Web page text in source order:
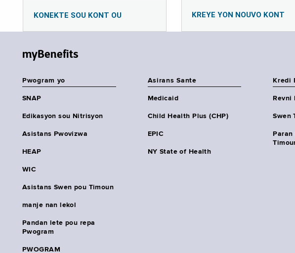
KONEKTE SOU KONT OU KREYE YON NOUVO KONT
myBenefits
Pwogram yo
SNAP
Edikasyon sou Nitrisyon
Asistans Pwovizwa
HEAP
WIC
Asistans Swen pou Timoun
manje nan lekol
Pandan lete pou repa
Pwogram
PWOGRAM
Asirans Sante
Medicaid
Child Health Plus (CHP)
EPIC
NY State of Health
Kredi
Revni
Swen